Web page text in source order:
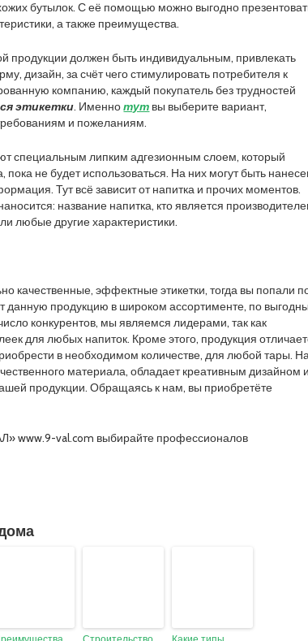
бутылок. С её помощью можно выгодно
а также преимущества.
продукции должен быть индивидуальным, привлекать
дизайн, за счёт чего стимулировать потребителя к
компанию, каждый покупатель без трудностей
этикетки. Именнотут вы выберите вариант,
и пожеланиям.
специальным липким адгезионным слоем, который
не будет использоваться. На них могут быть
Тут всё зависит от напитка и прочих моментов.
название напитка, кто является
любые другие характеристики.
качественные, эффектные этикетки, тогда вы попали
данную продукцию в широком ассортименте, по
конкурентов, мы являемся лидерами, так как
для любых напиток. Кроме этого, продукция
в необходимом количестве, для любой тары.
материала, обладает креативным дизайном и
продукции. Обращаясь к нам, вы приобретёте
www.9-val.com выбирайте профессионалов